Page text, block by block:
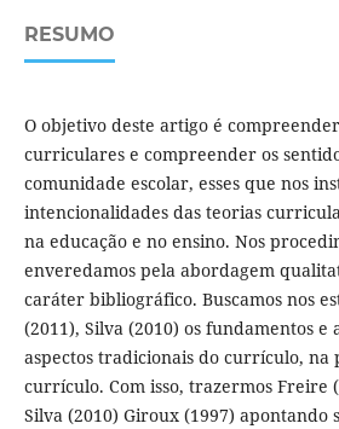
RESUMO
O objetivo deste artigo é
curriculares e compreender os
comunidade escolar, esses que nos
intencionalidades das teorias
na educação e no ensino. Nos
enveredamos pela abordagem
caráter bibliográfico. Buscamos nos
(2011), Silva (2010) os fundamentos e
aspectos tradicionais do currículo, na
currículo. Com isso, trazermos Freire
Silva (2010) Giroux (1997) apontando